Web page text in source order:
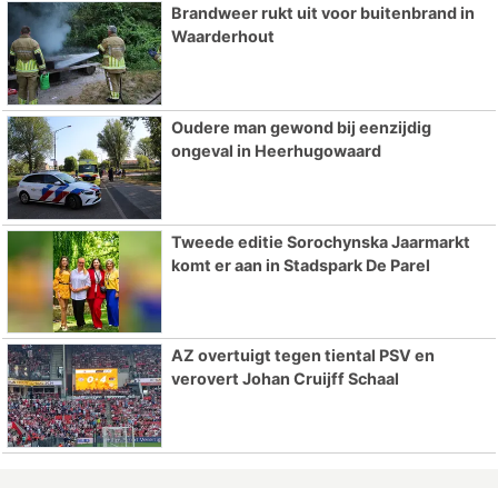
Brandweer rukt uit voor buitenbrand in
Waarderhout
Oudere man gewond bij eenzijdig
ongeval in Heerhugowaard
Tweede editie Sorochynska Jaarmarkt
komt er aan in Stadspark De Parel
AZ overtuigt tegen tiental PSV en
verovert Johan Cruijff Schaal